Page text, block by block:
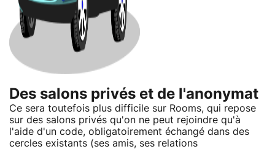
Des salons privés et de l'anonymat
Ce sera toutefois plus difficile sur Rooms, qui repose
sur des salons privés qu'on ne peut rejoindre qu'à
l'aide d'un code, obligatoirement échangé dans des
cercles existants (ses amis, ses relations